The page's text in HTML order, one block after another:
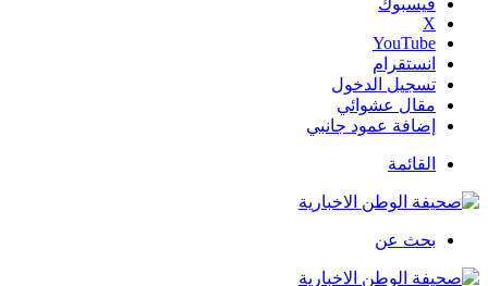
فيسبوك
‫X
‫YouTube
انستقرام
تسجيل الدخول
مقال عشوائي
إضافة عمود جانبي
القائمة
بحث عن